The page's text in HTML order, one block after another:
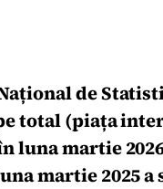
de
total (piața
luna martie
martie 2025 a